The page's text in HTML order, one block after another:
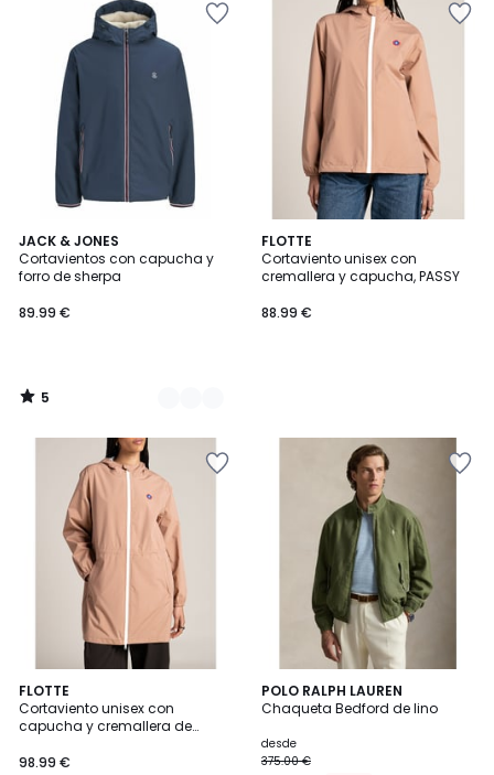
JACK & JONES
Cortavientos con capucha y
forro de sherpa
89.99 €
5
/
5
3
Colores
5
/
FLOTTE
Cortaviento unisex con
cremallera y capucha, PASSY
88.99 €
FLOTTE
Cortaviento unisex con
capucha y cremallera de
98.99 €
POLO RALPH LAUREN
Chaqueta Bedford de lino
desde
375.00 €
5
/
2
Colores